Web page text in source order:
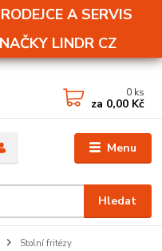
A SERVIS
LINDR CZ
Menu
Hledat
0 ks
za 0,00 Kč
Stolní fritézy